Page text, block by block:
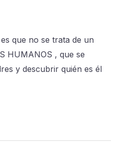
que no se trata de un
HUMANOS , que se
y descubrir quién es él